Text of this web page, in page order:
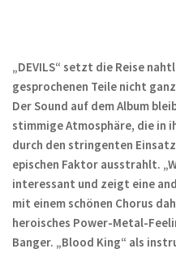
„DEVILS“ setzt die Reise
gesprochenen Teile nicht
Der Sound auf dem Album
stimmige Atmosphäre, die
durch den stringenten
epischen Faktor ausstrahlt.
interessant und zeigt eine
mit einem schönen Chorus
heroisches Power-Metal-
Banger. „Blood King“ als